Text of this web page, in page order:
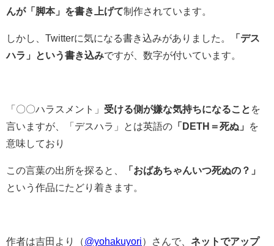
んが「脚本」を書き上げて制作されています。
しかし、Twitterに気になる書き込みがありました。
「デス
ハラ」という書き込みですが、数字が付いています。
「〇〇ハラスメント」 受ける側が嫌な気持ちになること を
言いますが、「デスハラ」とは英語の 「DETH＝死ぬ」
を
意味しており
この言葉の出所を探ると、
「おばあちゃんいつ死ぬの？」
という作品にたどり着きます。
作者は吉田より（@yohakuyori）さんで、 ネットでアップ